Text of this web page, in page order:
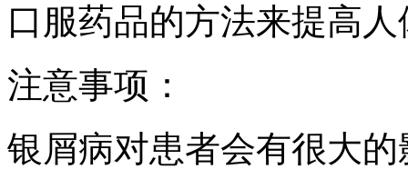
口服药品的方法来提高
注意事项：
银屑病对患者会有很大